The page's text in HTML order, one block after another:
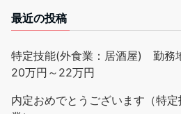
最近の投稿
特定技能(外食業：居酒屋) 勤務
20万円～22万円
内定おめでとうございます（特